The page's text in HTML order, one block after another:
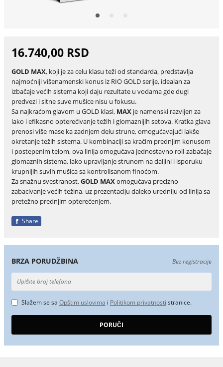
16.740,00 RSD
GOLD MAX, koji je za celu klasu teži od standarda, predstavlja
najmoćniji višenamenski konus iz RIO GOLD serije, idealan za
izbačaje većih sistema koji daju rezultate u vodama gde dugi
predvezi i sitne suve mušice nisu u fokusu.
Sa najkraćom glavom u GOLD klasi, MAXje namenski razvijen za
lako i efikasno opterećivanje težih i glomaznijih setova. Kratka glava
prenosi više mase ka zadnjem delu strune, omogućavajući lakše
okretanje težih sistema. U kombinaciji sa kraćim prednjim konusom
i postepenim telom, ova linija omogućava jednostavno roll-zabačaje
glomaznih sistema, lako upravljanje strunom na daljini i isporuku
krupnijih suvih mušica sa kontrolisanom finoćom.
Za snažnu svestranost,GOLD MAXomogućava precizno
zabacivanje većih težina, uz prezentaciju daleko uredniju od linija sa
pretežno prednjim opterećenjem.
Share
BRZA PORUDŽBINA Bez registracije
Slažem se sa Opštim uslovima i Politikom privatnosti stranice.